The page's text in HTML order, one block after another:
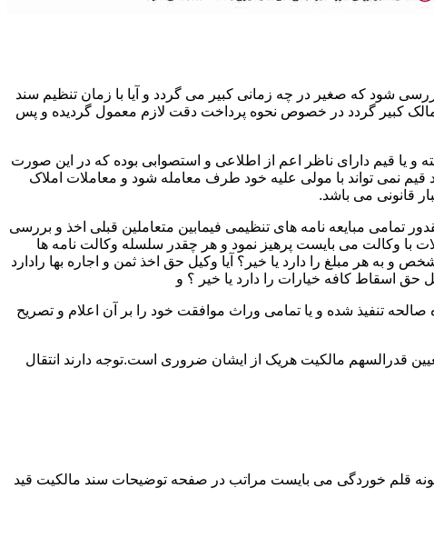
شود که صغیر در چه زمانی کبیر می گردد و آیا با زمان تنظیم سند
مالک کبیر گردد در خصوص نحوه پرداخت دقت لازم معمول گردیده و پس
و یا قیم دارای ناظر اعم از اطلاعی و استصوابی بوده که در این صورت
نمی تواند با مولی علیه خود طرف معامله شود و معاملات املاک
قانونی می باشد.
تمامی مبایعه نامه های تنظیمی فیمابین متعاملین قبلی اخذ و بررسی
با وکالت می بایست پرهیز نمود و هر چقدر سلسله وکالت نامه ها
هر مبلغ را دارد یا خیر؟ آیا وکیل حق اخذ ثمن و اجاره بها رادارد
حق اسقاط کافه خیارات را دارد یا خیر ؟ و
تنفیذ شده و یا تمامی وراث موافقت خود را بر آن اعلام و تصریح
قدرالسهم مالکیت هریک از ایشان ضروری است.توجه دارند انتقال
قلم خوردگی می بایست مراتب در صفحه توضیحات سند مالکیت قید